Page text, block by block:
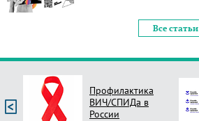
Все статьи
Профилактика
ВИЧ/СПИДа в
России